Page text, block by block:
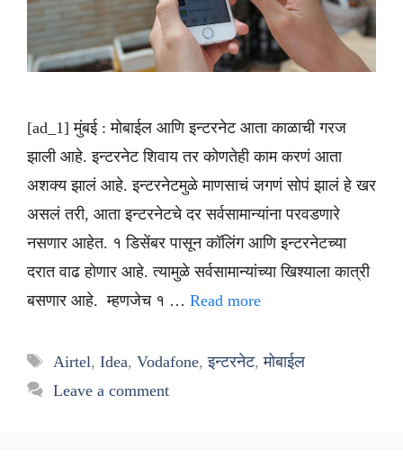
[ad_1] मुंबई : मोबाईल आणि इन्टरनेट आता काळाची गरज
झाली आहे. इन्टरनेट शिवाय तर कोणतेही काम करणं आता
अशक्य झालं आहे. इन्टरनेटमुळे माणसाचं जगणं सोपं झालं हे खर
असलं तरी, आता इन्टरनेटचे दर सर्वसामान्यांना परवडणारे
नसणार आहेत. १ डिसेंबर पासून कॉलिंग आणि इन्टरनेटच्या
दरात वाढ होणार आहे. त्यामुळे सर्वसामान्यांच्या खिश्याला कात्री
बसणार आहे. म्हणजेच १ … Read more
Tags
Airtel, Idea, Vodafone,इन्टरनेट,मोबाईल
Leave a comment